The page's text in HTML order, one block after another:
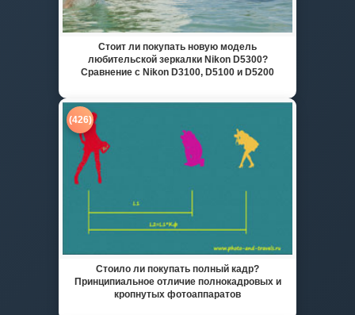
Стоит ли покупать новую модель
любительской зеркалки Nikon D5300?
Сравнение с Nikon D3100, D5100 и D5200
(426)
Стоило ли покупать полный кадр?
Принципиальное отличие полнокадровых и
кропнутых фотоаппаратов